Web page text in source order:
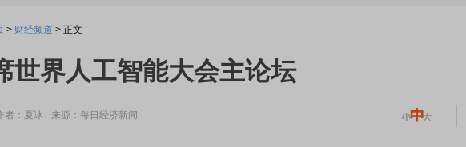
> 财经频道 > 正文
世界人工智能大会主论坛
者：夏冰 来源：每日经济新闻